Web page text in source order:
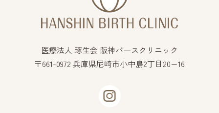
医療法人 琢生会 阪神バースクリニック
〒661-0972 兵庫県尼崎市小中島2丁目20−16